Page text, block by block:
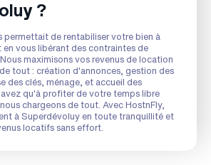
?
permettait de rentabiliser votre bien à
vous libérant des contraintes de
maximisons vos revenus de location
tout : création d'annonces, gestion des
des clés, ménage, et accueil des
qu'à profiter de votre temps libre
chargeons de tout. Avec HostnFly,
à Superdévoluy en toute tranquillité et
locatifs sans effort.